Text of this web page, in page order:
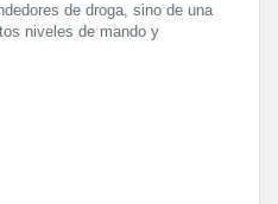
de droga, sino de una
niveles de mando y